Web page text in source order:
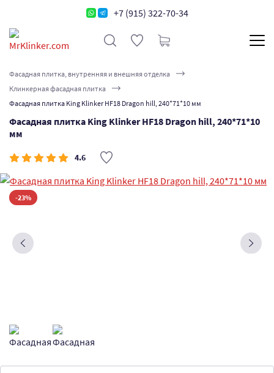
+7 (915) 322-70-34
Фасадная плитка, внутренняя и внешняя отделка
Клинкерная фасадная плитка
Фасадная плитка King Klinker HF18 Dragon hill, 240*71*10 мм
Фасадная плитка King Klinker HF18 Dragon hill, 240*71*10
мм
4.6
-23%